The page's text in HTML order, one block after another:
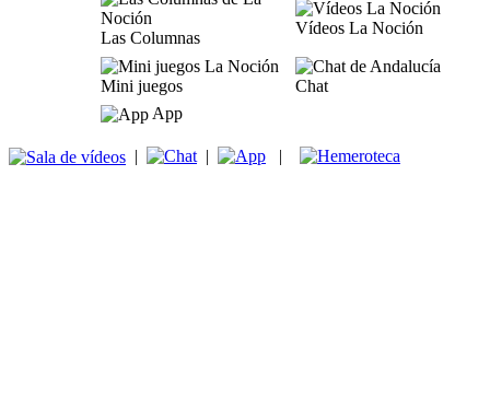
Las Columnas
Vídeos La Noción
Mini juegos
Chat
App
| | |